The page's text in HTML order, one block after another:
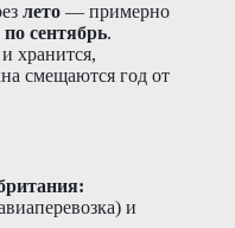
лето — примерно
сентябрь.
хранится,
смещаются год от
и